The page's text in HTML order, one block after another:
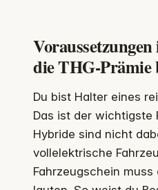
die THG-Prämie
Du bist Halter eines
Das ist der wichtigste
Hybride sind nicht
vollelektrische
Fahrzeugschein